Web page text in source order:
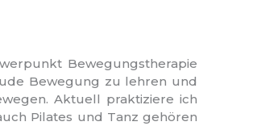
Bewegungstherapie
Bewegung zu lehren und
Aktuell praktiziere ich
Pilates und Tanz gehören